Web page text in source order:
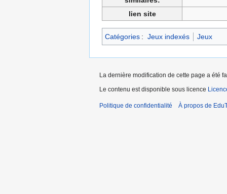
lien site
Catégories : Jeux indexés Jeux
La dernière modification de cette page a été
Le contenu est disponible sous licence
Politique de confidentialité À propos de